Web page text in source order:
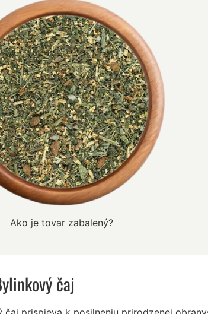
Ako je tovar zabalený?
čaj